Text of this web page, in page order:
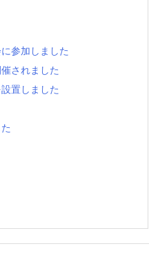
参加しました
されました
置しました